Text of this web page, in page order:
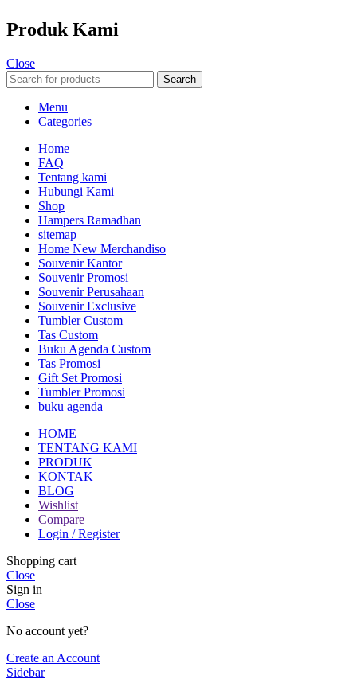
Produk Kami
Close
Search
Menu
Categories
Home
FAQ
Tentang kami
Hubungi Kami
Shop
Hampers Ramadhan
sitemap
Home New Merchandiso
Souvenir Kantor
Souvenir Promosi
Souvenir Perusahaan
Souvenir Exclusive
Tumbler Custom
Tas Custom
Buku Agenda Custom
Tas Promosi
Gift Set Promosi
Tumbler Promosi
buku agenda
HOME
TENTANG KAMI
PRODUK
KONTAK
BLOG
Wishlist
Compare
Login / Register
Shopping cart
Close
Sign in
Close
No account yet?
Create an Account
Sidebar